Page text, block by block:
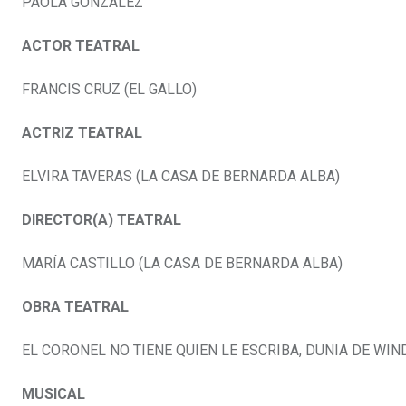
ACTOR TEATRAL
FRANCIS CRUZ (EL GALLO)
ACTRIZ TEATRAL
ELVIRA TAVERAS (LA CASA DE BERNARDA ALBA)
DIRECTOR(A) TEATRAL
MARÍA CASTILLO (LA CASA DE BERNARDA ALBA)
OBRA TEATRAL
EL CORONEL NO TIENE QUIEN LE ESCRIBA, DUNIA DE
MUSICAL